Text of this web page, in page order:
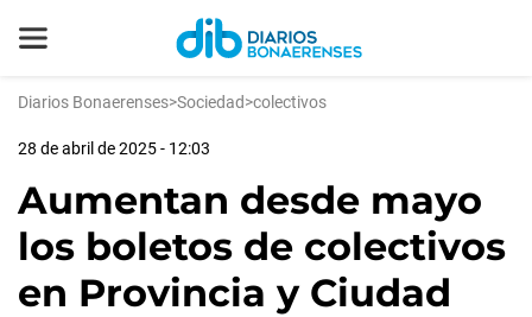
Diarios Bonaerenses>Sociedad>colectivos
28 de abril de 2025 - 12:03
Aumentan desde mayo
los boletos de colectivos
en Provincia y Ciudad